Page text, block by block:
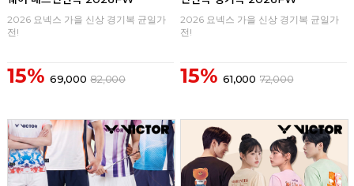
2026 요넥스 가을 신상 경기복 균일가
전!
15% 69,000 82,000
2026 요넥스 가을 신상 경기복 균일가
전!
15% 61,000 72,000